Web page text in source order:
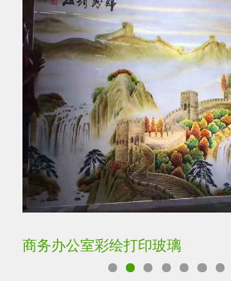
定制透明静电UV打印加工